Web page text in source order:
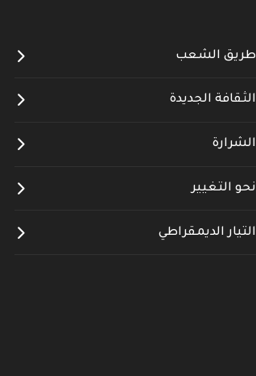
طريق الشعب
الثقافة الجديدة
الشرارة
نحو التغيير
التيار الديمقراطي